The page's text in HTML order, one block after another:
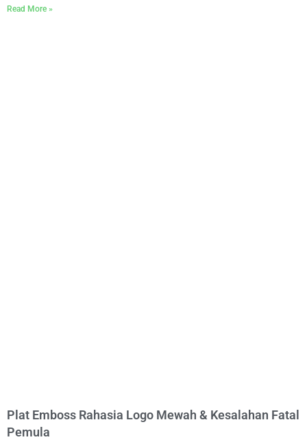
Read More »
Plat Emboss Rahasia Logo Mewah & Kesalahan Fatal
Pemula